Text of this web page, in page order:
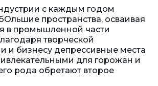
с каждым годом
пространства, осваивая
в промышленной части
творческой
и бизнесу депрессивные места
для горожан и
рода обретают второе